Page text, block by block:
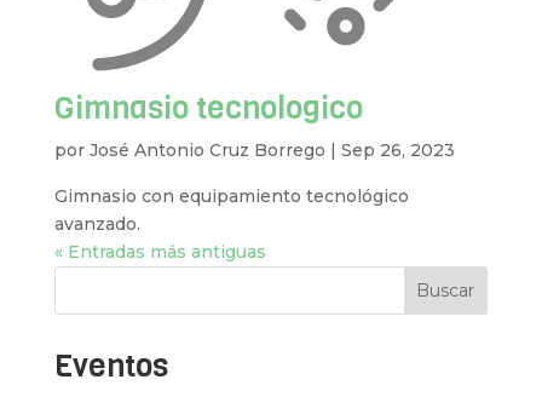
Gimnasio tecnologico
por José Antonio Cruz Borrego | Sep 26, 2023
Gimnasio con equipamiento tecnológico
avanzado.
« Entradas más antiguas
Buscar
Eventos